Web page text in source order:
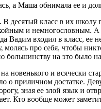
а Маша обнимала ее и
В десятый класс в их
и немногословным. А
Вадим входил в класс, ее
молясь про себя, чтобы
большинству на это было
новенького и всячески
о приличном достатке.
зная ее злой язык и
Кто вообще может